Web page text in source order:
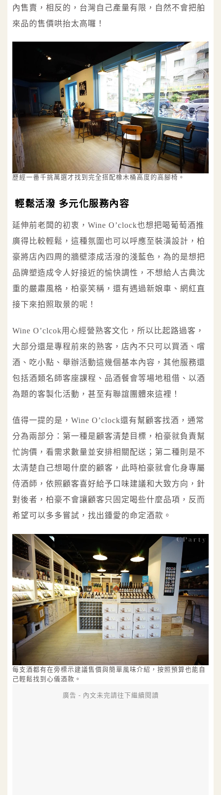
內售賣，相反的，台灣自己產量有限，自然不會把舶
來品的售價哄抬太高囉！
歷經一番千挑萬選才找到完全搭配橡木桶高度的高腳椅。
輕鬆活潑 多元化服務內容
延伸前老闆的初衷，Wine O’clock也想把喝葡萄酒推
廣得比較輕鬆，這種氛圍也可以呼應至裝潢設計，柏
豪將店內四周的牆壁漆成活潑的淺藍色，為的是想把
品牌塑造成令人好接近的愉快調性，不想給人古典沈
重的嚴肅風格，柏豪笑稱，還有遇過新娘車、網紅直
接下來拍照取景的呢！
Wine O’clcok用心經營熟客文化，所以比起路過客，
大部分還是專程前來的熟客，店內不只可以買酒、嚐
酒、吃小點、舉辦活動這幾個基本內容，其他服務還
包括酒類名師客座課程、品酒餐會等場地租借、以酒
為題的客製化活動，甚至有聯誼團體來這裡！
值得一提的是，Wine O’clock還有幫顧客找酒，通常
分為兩部分：第一種是顧客清楚目標，柏豪就負責幫
忙詢價，看需求數量並安排相關配送；第二種則是不
太清楚自己想喝什麼的顧客，此時柏豪就會化身專屬
侍酒師，依照顧客喜好給予口味建議和大致方向，針
對後者，柏豪不會讓顧客只固定喝些什麼品項，反而
希望可以多多嘗試，找出鍾愛的命定酒款。
每支酒都有在旁標示建議售價與簡單風味介紹，按照預算也能自
己輕鬆找到心儀酒款。
廣告 - 內文未完請往下繼續閱讀